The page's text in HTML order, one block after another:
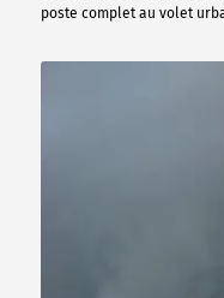
poste complet au volet